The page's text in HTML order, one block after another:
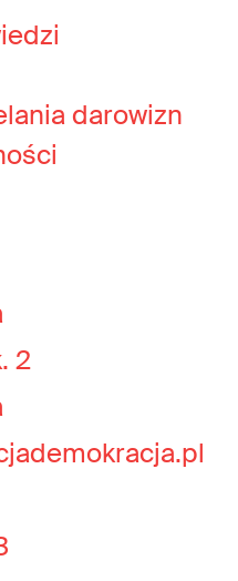
darowizn
2